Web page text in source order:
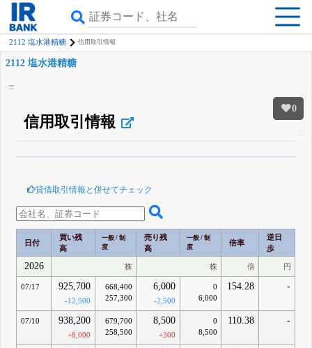
2112 塩水港精糖 信用取引情報
0
2112 塩水港精糖
信用取引情報
登録すると永久30%OFFと米株版の先行利用も付きます
貸借取引情報と併せてチェック
日付
買い残
高
一般 / 制
度
売り残
高
一般 / 制
度
倍率
逆日
歩
2026 株 株 倍 円
07/17 925,700
-12,500
668,400
257,300
6,000
-2,500
0
6,000
154.28 -
07/10 938,200
+8,000
679,700
258,500
8,500
+300
0
8,500
110.38 -